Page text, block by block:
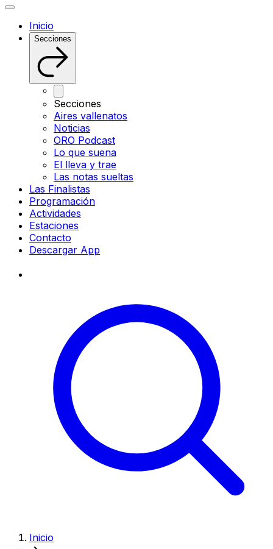
Inicio
Secciones
Secciones
Aires vallenatos
Noticias
ORO Podcast
Lo que suena
El lleva y trae
Las notas sueltas
Las Finalistas
Programación
Actividades
Estaciones
Contacto
Descargar App
Inicio